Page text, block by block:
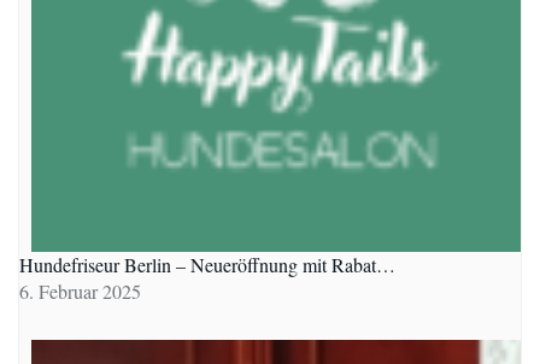
Hundefriseur Berlin – Neueröffnung mit Rabat…
6. Februar 2025